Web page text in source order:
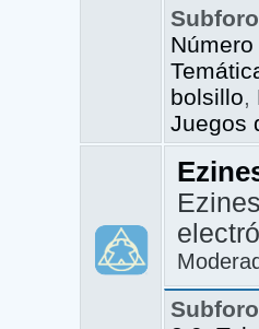
bolsillo,
Juegos